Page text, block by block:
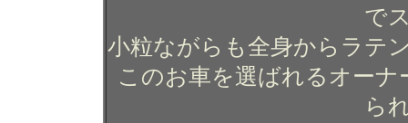
で
小粒ながらも全身からラテ
このお車を選ばれるオー
ら